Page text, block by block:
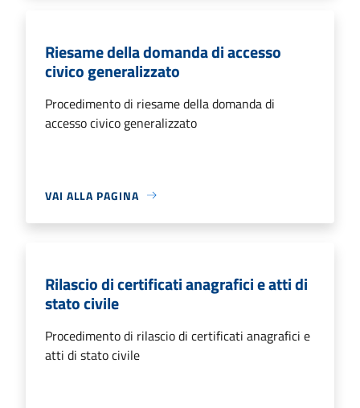
Riesame della domanda di accesso
civico generalizzato
Procedimento di riesame della domanda di
accesso civico generalizzato
VAI ALLA PAGINA
Rilascio di certificati anagrafici e atti di
stato civile
Procedimento di rilascio di certificati anagrafici e
atti di stato civile